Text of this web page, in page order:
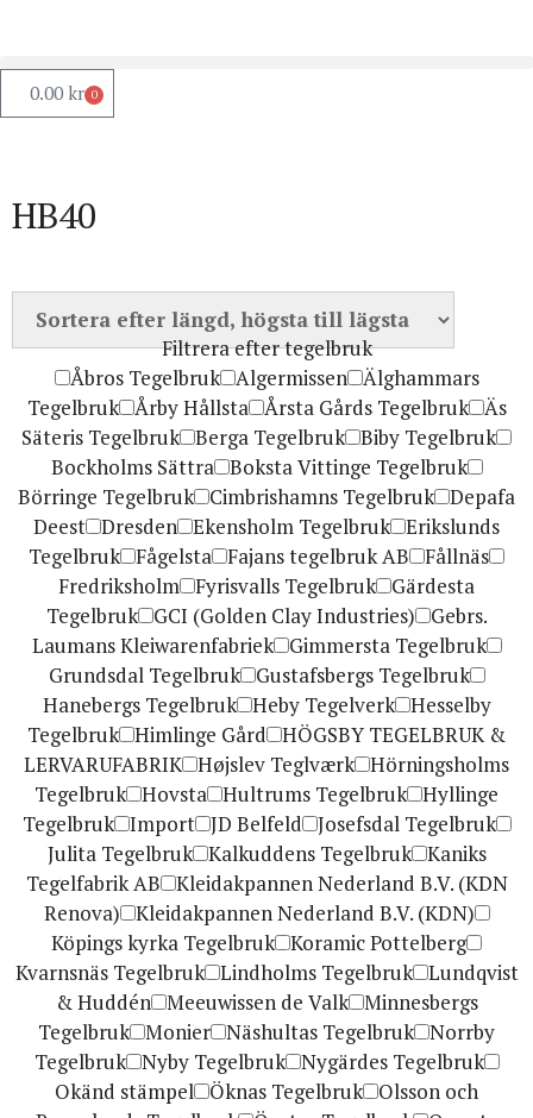
0.00 kr 0
HB40
Filtrera efter tegelbruk
Åbros Tegelbruk Algermissen Älghammars
Tegelbruk Årby Hållsta Årsta Gårds Tegelbruk Äs
Säteris Tegelbruk Berga Tegelbruk Biby Tegelbruk
Bockholms Sättra Boksta Vittinge Tegelbruk
Börringe Tegelbruk
Cimbrishamns Tegelbruk Depafa
Deest Dresden Ekensholm Tegelbruk Erikslunds
Tegelbruk Fågelsta Fajans tegelbruk AB
Fållnäs
Fredriksholm Fyrisvalls Tegelbruk
Gärdesta
Tegelbruk GCI (Golden Clay Industries) Gebrs.
Laumans Kleiwarenfabriek Gimmersta Tegelbruk
Grundsdal Tegelbruk Gustafsbergs Tegelbruk
Hanebergs Tegelbruk Heby Tegelverk Hesselby
Tegelbruk Himlinge Gård
HÖGSBY TEGELBRUK &
LERVARUFABRIK Højslev Teglværk Hörningsholms
Tegelbruk Hovsta Hultrums Tegelbruk Hyllinge
Tegelbruk Import JD Belfeld Josefsdal Tegelbruk
Julita Tegelbruk Kalkuddens Tegelbruk Kaniks
Tegelfabrik AB Kleidakpannen Nederland B.V. (KDN
Renova) Kleidakpannen Nederland B.V. (KDN)
Köpings kyrka Tegelbruk Koramic Pottelberg
Kvarnsnäs Tegelbruk Lindholms Tegelbruk Lundqvist
& Huddén Meeuwissen de Valk Minnesbergs
Tegelbruk Monier Näshultas Tegelbruk Norrby
Tegelbruk Nyby Tegelbruk Nygärdes Tegelbruk
Okänd stämpel
Öknas Tegelbruk
Olsson och